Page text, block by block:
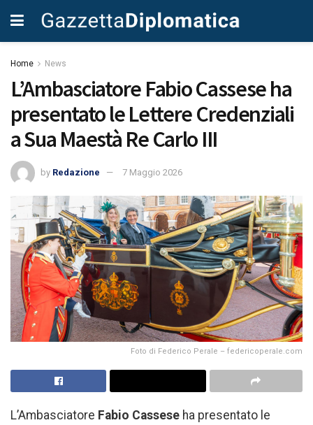
Home News
L’Ambasciatore Fabio Cassese ha
presentato le Lettere Credenziali
a Sua Maestà Re Carlo III
by Redazione 7 Maggio 2026
Foto di Federico Perale – federicoperale.com
L’Ambasciatore Fabio Cassese ha presentato le